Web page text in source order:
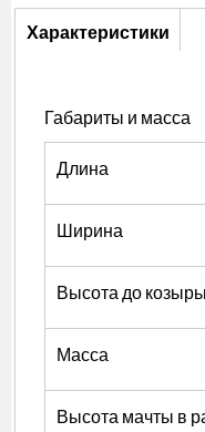
Описание
Характеристики
Габариты и масса
Длина
Ширина
Высота до
Масса
Высота мачты в